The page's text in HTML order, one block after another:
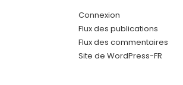
Connexion
Flux des publications
Flux des commentaires
Site de WordPress-FR